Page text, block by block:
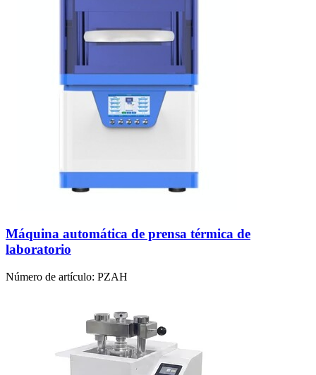
Máquina automática de prensa térmica de
laboratorio
Número de artículo: PZAH